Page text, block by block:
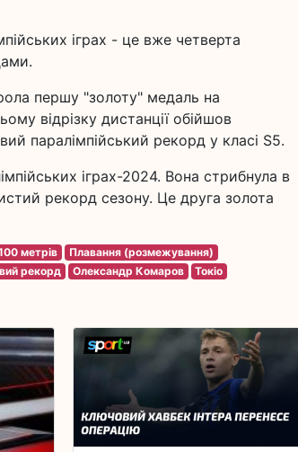
іграх - це вже четверта
першу "золоту" медаль на
відрізку дистанції обійшов
паралімпійський рекорд у класі S5.
іграх-2024. Вона стрибнула в
рекорд сезону. Це друга золота
метрів
Плавання (розмежування)
рекорд Олександр Комаров Токіо